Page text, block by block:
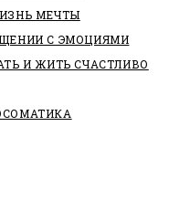
МЕЧТЫ
С ЭМОЦИЯМИ
И ЖИТЬ СЧАСТЛИВО